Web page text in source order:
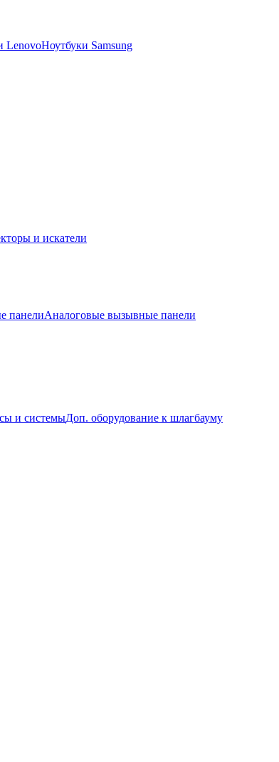
LenovoНоутбуки Samsung
и искатели
панелиАналоговые вызывные панели
и системыДоп. оборудование к шлагбауму